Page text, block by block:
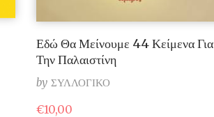
Εδώ Θα Μείνουμε 44 Κείμενα Για
Την Παλαιστίνη
by ΣΥΛΛΟΓΙΚΟ
€10,00